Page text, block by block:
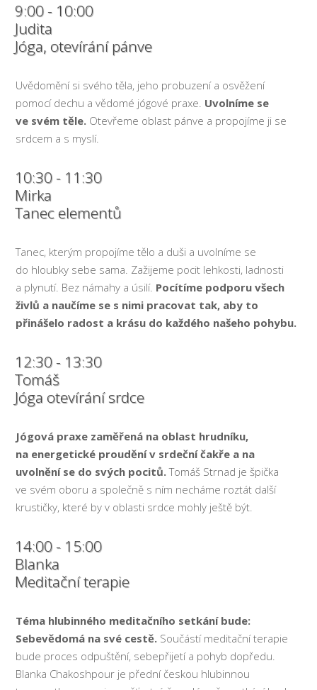
9:00 - 10:00
Judita
Jóga, otevírání pánve
Uvědomění si svého těla, jeho probuzení a osvěžení
pomocí dechu a vědomé jógové praxe. Uvolníme se
ve svém těle. Otevřeme oblast pánve a propojíme ji se
srdcem a s myslí.
10:30 - 11:30
Mirka
Tanec elementů
Tanec, kterým propojíme tělo a duši a uvolníme se
do hloubky sebe sama. Zažijeme pocit lehkosti, ladnosti
a plynutí. Bez námahy a úsilí. Pocítíme podporu všech
živlů a naučíme se s nimi pracovat tak, aby to
přinášelo radost a krásu do každého našeho pohybu.
12:30 - 13:30
Tomáš
Jóga otevírání srdce
Jógová praxe zaměřená na oblast hrudníku,
na energetické proudění v srdeční čakře a na
uvolnění se do svých pocitů.Tomáš Strnad je špička
ve svém oboru a společně s ním necháme roztát další
krustičky, které by v oblasti srdce mohly ještě být.
14:00 - 15:00
Blanka
Meditační terapie
Téma hlubinného meditačního setkání bude:
Sebevědomá na své cestě. Součástí meditační terapie
bude proces odpuštění, sebepřijetí a pohyb dopředu.
Blanka Chakoshpour je přední českou hlubinnou